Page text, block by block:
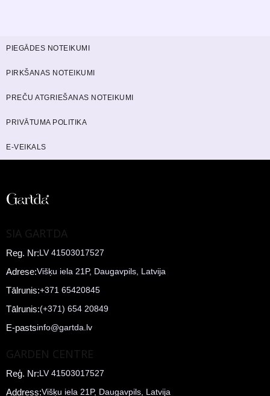
E-VEIKALS
PRIVĀTUMA POLITIKA
PREČU ATGRIEŠANAS NOTEIKUMI
PIRKŠANAS NOTEIKUMI
PIEGĀDES NOTEIKUMI
SIA GARTDA
Reg. Nr:LV 41503017527
Adrese:Višķu iela 21P, Daugavpils, Latvija
Tālrunis:+371 65420845
Tālrunis:(+371) 654 20849
E-pastsinfo@gartda.lv
GARDEN CENTRE
Reģ. Nr:LV 41503017527
Address:Višķu iela 21P, Daugavpils, Latvija